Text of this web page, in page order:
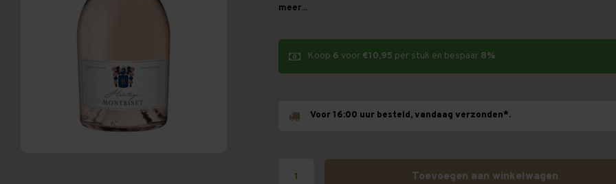
meer...
Koop 6 voor €10,95 per stuk en bespaar 8%
Voor 16:00 uur besteld, vandaag verzonden*.
Toevoegen aan winkelwagen